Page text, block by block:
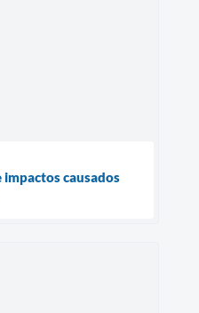
causados